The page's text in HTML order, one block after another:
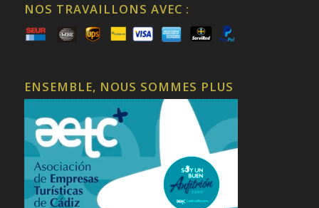
NOS TRAVAILLONS AVEC :
ENSEMBLE, NOUS SOMMES PLUS